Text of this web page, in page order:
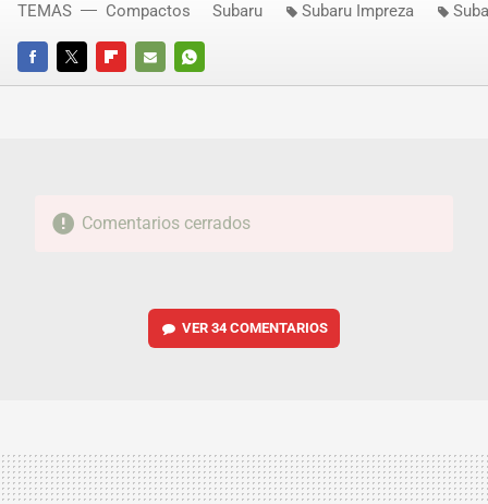
FACEBOOKTWITTERFLIPBOARD
E-
WHATSAPP
TEMAS Compactos Subaru Subaru Impreza
Comentarios cerrados
VER 34 COMENTARIOS